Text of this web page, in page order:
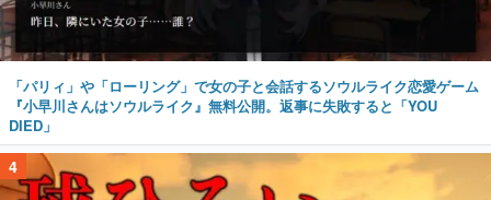
「パリィ」や「ローリング」で女の子と会話するソウルライク恋愛ゲーム
『小早川さんはソウルライク』無料公開。返事に失敗すると「YOU
DIED」
4